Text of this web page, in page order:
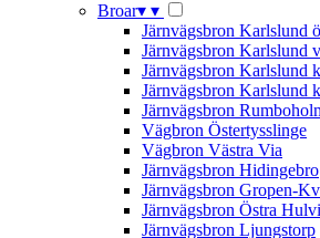
Broar▾ ▾
Järnvägsbron Karlslund
Järnvägsbron Karlslund
Järnvägsbron Karlslund
Järnvägsbron Karlslund
Järnvägsbron
Vägbron Östertysslinge
Vägbron Västra Via
Järnvägsbron Hidingebro
Järnvägsbron Gropen-
Järnvägsbron Östra
Järnvägsbron Ljungstorp